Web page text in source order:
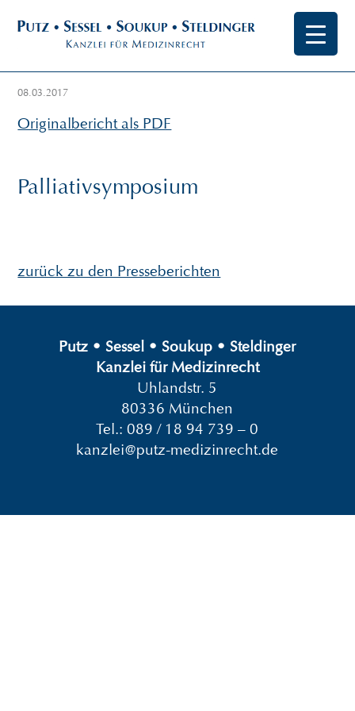
08.03.2017
Originalbericht als PDF
Palliativsymposium
zurück zu den Presseberichten
Putz • Sessel • Soukup • Steldinger
Kanzlei für Medizinrecht
Uhlandstr. 5
80336 München
Tel.:089 / 18 94 739 – 0
kanzlei@putz-medizinrecht.de